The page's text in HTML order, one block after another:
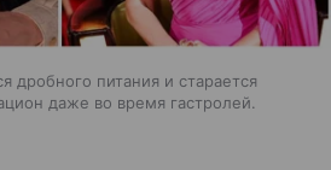
дробного питания и старается
даже во время гастролей.